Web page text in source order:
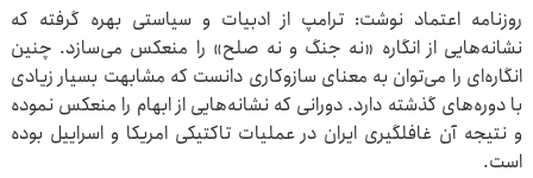
روزنامه اعتماد نوشت: ترامپ از ادبیات و سیاستی بهره گرفته که
نشانه‌هایی از انگاره «نه جنگ و نه صلح» را منعکس می‌سازد. چنین
انگاره‌ای را می‌توان به معنای سازوکاری دانست که مشابهت بسیار زیادی
با دوره‌های گذشته دارد. دورانی که نشانه‌هایی از ابهام را منعکس نموده
و نتیجه آن غافلگیری ایران در عملیات تاکتیکی امریکا و اسراییل بوده
است.